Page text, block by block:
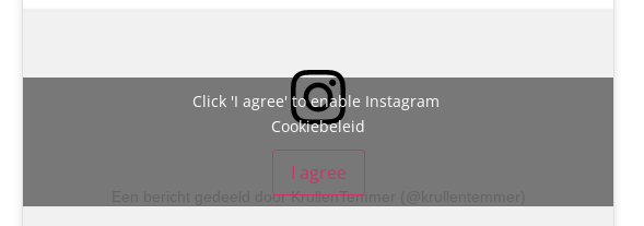
Een bericht gedeeld door KrullenTemmer (@krullentemmer)
Click 'I agree' to enable Instagram
Cookiebeleid
I agree